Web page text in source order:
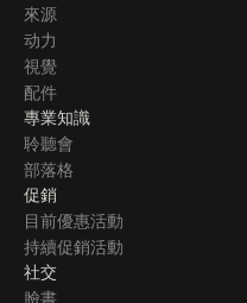
來源
动力
視覺
配件
專業知識
聆聽會
部落格
促銷
目前優惠活動
持續促銷活動
社交
臉書